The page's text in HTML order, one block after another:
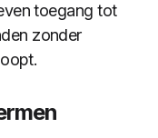
toegang tot
zonder